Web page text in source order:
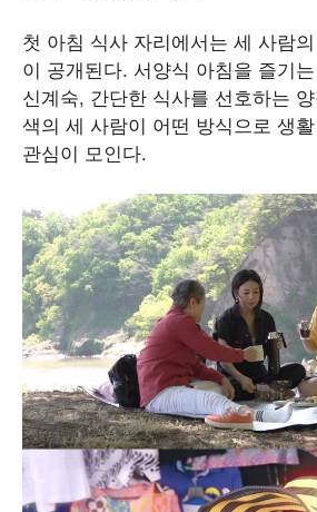
첫 아침 식사 자리에서는 세 사람
이 공개된다. 서양식 아침을 즐기
신계숙, 간단한 식사를 선호하는
색의 세 사람이 어떤 방식으로 생
관심이 모인다.